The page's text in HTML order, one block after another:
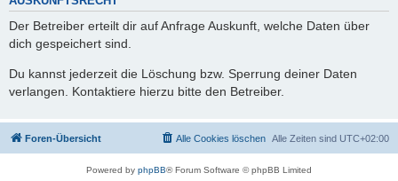
Der Betreiber erteilt dir auf Anfrage Auskunft, welche Daten über
dich gespeichert sind.
Du kannst jederzeit die Löschung bzw. Sperrung deiner Daten
verlangen. Kontaktiere hierzu bitte den Betreiber.
Foren-Übersicht Alle Zeiten sind UTC+02:00
Alle Cookies löschen
Powered by phpBB® Forum Software © phpBB Limited